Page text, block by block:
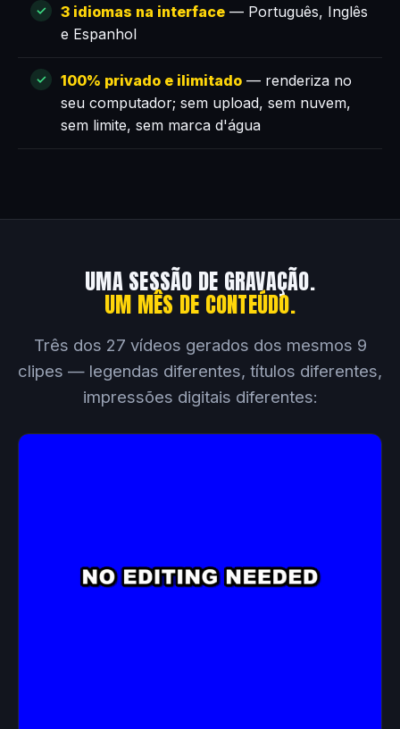
3 idiomas na interface — Português, Inglês
e Espanhol
100% privado e ilimitado — renderiza no
seu computador; sem upload, sem nuvem,
sem limite, sem marca d'água
UMA SESSÃO DE GRAVAÇÃO.
UM MÊS DE CONTEÚDO.
Três dos 27 vídeos gerados dos mesmos 9
clipes — legendas diferentes, títulos diferentes,
impressões digitais diferentes: